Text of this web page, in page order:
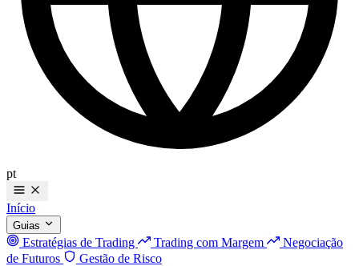
pt
Início
Guias
Estratégias de Trading Trading com Margem
Negociação
de Futuros
Gestão de Risco